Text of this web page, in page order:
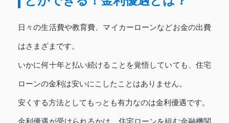
日々の生活費や教育費、マイカーローンなどお金の出費
はさまざまです。
いかに何十年と払い続けることを覚悟していても、住宅
ローンの金利は安いにこしたことはありません。
安くする方法としてもっとも有力なのは金利優遇です。